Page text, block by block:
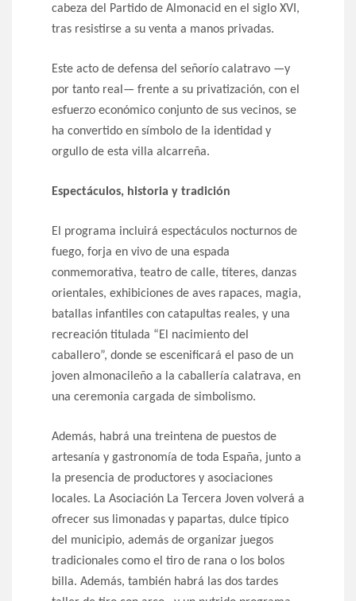
cabeza del Partido de Almonacid en el siglo XVI,
tras resistirse a su venta a manos privadas.
Este acto de defensa del señorío calatravo —y
por tanto real— frente a su privatización, con el
esfuerzo económico conjunto de sus vecinos, se
ha convertido en símbolo de la identidad y
orgullo de esta villa alcarreña.
Espectáculos, historia y tradición
El programa incluirá espectáculos nocturnos de
fuego, forja en vivo de una espada
conmemorativa, teatro de calle, títeres, danzas
orientales, exhibiciones de aves rapaces, magia,
batallas infantiles con catapultas reales, y una
recreación titulada “El nacimiento del
caballero”, donde se escenificará el paso de un
joven almonacileño a la caballería calatrava, en
una ceremonia cargada de simbolismo.
Además, habrá una treintena de puestos de
artesanía y gastronomía de toda España, junto a
la presencia de productores y asociaciones
locales. La Asociación La Tercera Joven volverá a
ofrecer sus limonadas y papartas, dulce típico
del municipio, además de organizar juegos
tradicionales como el tiro de rana o los bolos
billa. Además, también habrá las dos tardes